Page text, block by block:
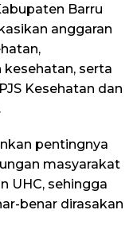
Barru
anggaran
serta
Kesehatan dan
pentingnya
masyarakat
UHC, sehingga
benar dirasakan